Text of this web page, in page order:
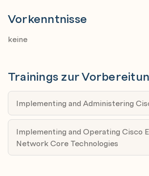
Vorkenntnisse
keine
Trainings zur
Implementing and Administering
Implementing and Operating Cisco
Network Core Technologies